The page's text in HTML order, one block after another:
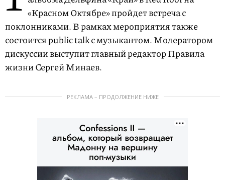
«Красном Октябре» пройдет встреча с
поклонниками. В рамках мероприятия также
состоится public talk с музыкантом. Модератором
дискуссии выступит главный редактор Правила
жизни Сергей Минаев.
РЕКЛАМА – ПРОДОЛЖЕНИЕ НИЖЕ